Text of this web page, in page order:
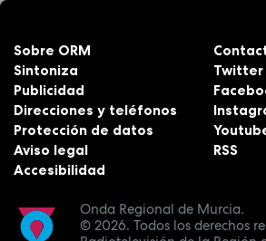
Onda Regional de Murcia.
© 2026. Todos los derechos
Sobre ORM
Sintoniza
Publicidad
Direcciones y teléfonos
Protección de datos
Aviso legal
Accesibilidad
Twitter
RSS